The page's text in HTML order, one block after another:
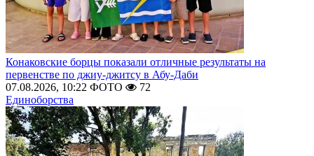
Конаковские борцы показали отличные результаты на
первенстве по джиу-джитсу в Абу-Даби
07.08.2026, 10:22 ФОТО
72
Единоборства